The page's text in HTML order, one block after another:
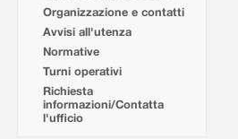
Organizzazione e contatti
Avvisi all'utenza
Normative
Turni operativi
Richiesta
informazioni/Contatta
l'ufficio